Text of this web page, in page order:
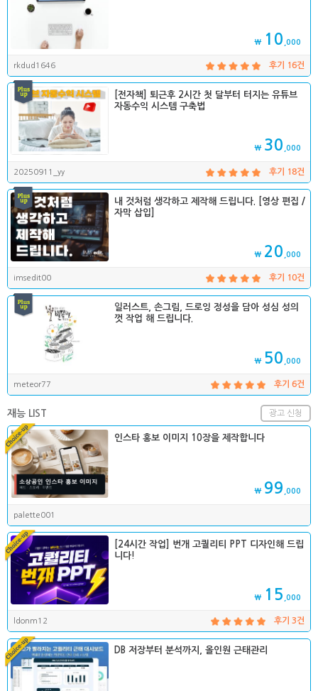
₩ 10 ,000
rkdud1646 후기 16건
[전자책] 퇴근후 2시간 첫 달부터 터지는 유튜브
자동수익 시스템 구축법
₩ 30 ,000
20250911_yy 후기 18건
내 것처럼 생각하고 제작해 드립니다. [영상 편집 /
자막 삽입]
₩ 20 ,000
imsedit00 후기 10건
일러스트, 손그림, 드로잉 정성을 담아 성심 성의
껏 작업 해 드립니다.
₩ 50 ,000
meteor77 후기 6건
광고 신청
재능 LIST
인스타 홍보 이미지 10장을 제작합니다
₩ 99 ,000
palette001
[24시간 작업] 번개 고퀄리티 PPT 디자인해 드립
니다!
₩ 15 ,000
ldonm12 후기 3건
DB 저장부터 분석까지, 올인원 근태관리